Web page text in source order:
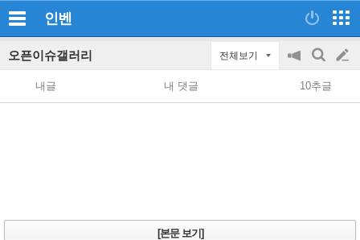
인벤
오픈이슈갤러리 전체보기
공
지
on/off
검
색
글
쓰
내글 내 댓글 10추글
[본문 보기]